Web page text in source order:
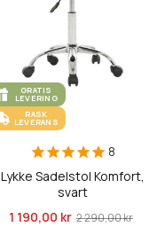
GRATIS
LEVERING
RASK
LEVERANS
8
Lykke Sadelstol Komfort,
svart
1 190,00 kr 2 290,00 kr